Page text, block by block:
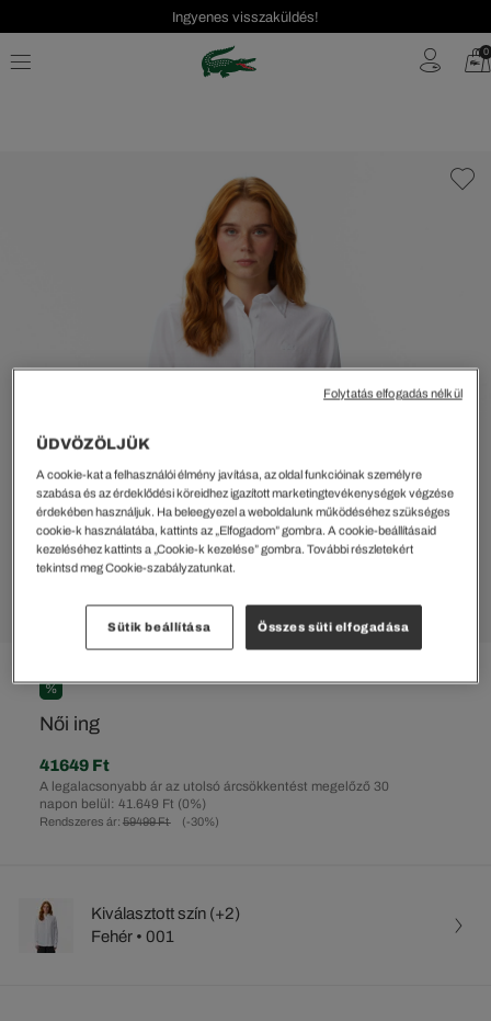
Ingyenes visszaküldés!
0
%
Női ing
Rendszeres ár: 59499 Ft (-30%)
A legalacsonyabb ár az utolsó árcsökkentést megelőző 30
napon belül: 41.649 Ft (0%)
41649 Ft
Kiválasztott szín (+2)
Fehér • 001
ÜDVÖZÖLJÜK
A cookie-kat a felhasználói élmény javítása, az oldal funkcióinak személyre
szabása és az érdeklődési köreidhez igazított marketingtevékenységek végzése
érdekében használjuk. Ha beleegyezel a weboldalunk működéséhez szükséges
cookie-k használatába, kattints az „Elfogadom” gombra. A cookie-beállításaid
kezeléséhez kattints a „Cookie-k kezelése” gombra. További részletekért
tekintsd meg Cookie-szabályzatunkat.
Sütik beállítása Összes süti elfogadása
Folytatás elfogadás nélkül